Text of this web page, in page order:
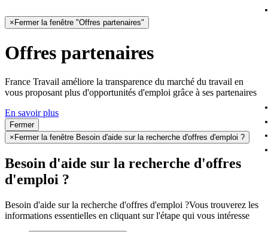
× Fermer la fenêtre "Offres partenaires"
Offres partenaires
France Travail améliore la transparence du marché du travail en
vous proposant plus d'opportunités d'emploi grâce à ses partenaires
En savoir plus
Fermer
× Fermer la fenêtre Besoin d'aide sur la recherche d'offres d'emploi ?
Besoin d'aide sur la recherche d'offres
d'emploi ?
Besoin d'aide sur la recherche d'offres d'emploi ?Vous trouverez les
informations essentielles en cliquant sur l'étape qui vous intéresse